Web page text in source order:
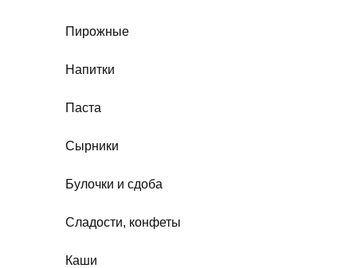
Пирожные
Напитки
Паста
Сырники
Булочки и сдоба
Сладости, конфеты
Каши